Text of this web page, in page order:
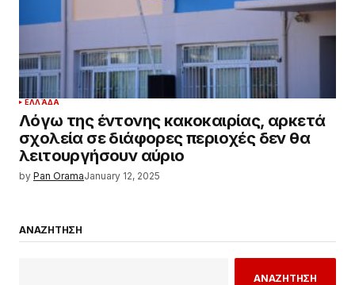
ΕΛΛΆΔΑ
Λόγω της έντονης κακοκαιρίας, αρκετά
σχολεία σε διάφορες περιοχές δεν θα
λειτουργήσουν αύριο
by Pan OramaJanuary 12, 2025
ΑΝΑΖΗΤΗΣΗ
ΑΝΑΖΗΤΗΣΗ